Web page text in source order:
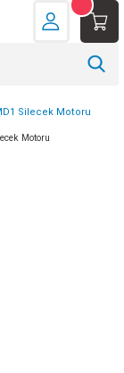
Silecek Motoru